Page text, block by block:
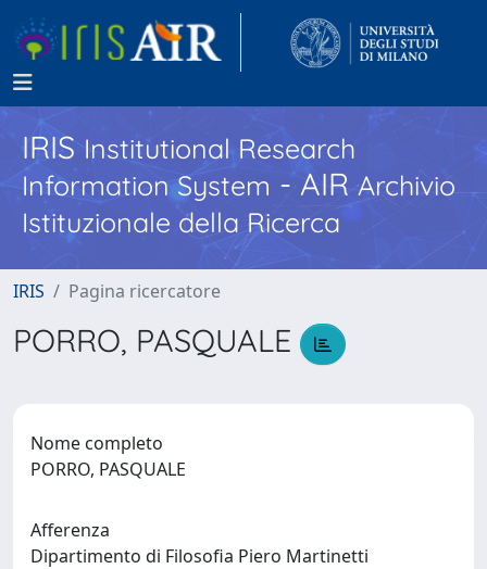
IRISInstitutional Research
Information System - AIR Archivio
Istituzionale della Ricerca
IRIS Pagina ricercatore
PORRO, PASQUALE
Nome completo
PORRO, PASQUALE
Afferenza
Dipartimento di Filosofia Piero Martinetti